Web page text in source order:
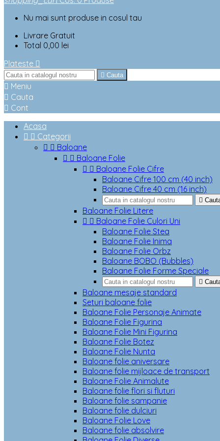
Nu mai sunt produse in cosul tau
Livrare Gratuit
Total 0,00 lei
Plateste 
 Cauta
 Meniu
 Cauta
 Cont
Acasa
  Categorii
  Baloane
  Baloane Folie
  Baloane Folie Cifre
Baloane Cifre 100 cm (40 inch)
Baloane Cifre 40 cm (16 inch)

Baloane Folie Litere
  Baloane Folie Culori Uni
Baloane Folie Stea
Baloane Folie Inima
Baloane Folie Orbz
Baloane BOBO (Bubbles)
Baloane Folie Forme Speciale

Baloane mesaje standard
Seturi baloane folie
Baloane Folie Personaje Animate
Baloane Folie Figurina
Baloane Folie Mini Figurina
Baloane Folie Botez
Baloane Folie Nunta
Baloane folie aniversare
Baloane folie mijloace de transport
Baloane Folie Animalute
Baloane folie flori si fluturi
Baloane folie sampanie
Baloane folie dulciuri
Baloane Folie Love
Baloane folie absolvire